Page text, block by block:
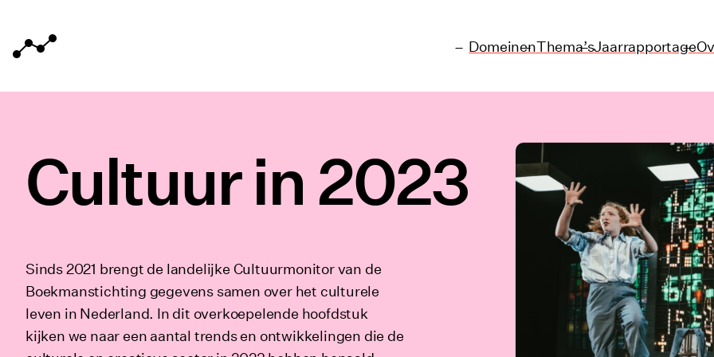
Home van Cultuurmonitor DomeinenThema’sJaarrapportage
Cultuur in 2023
Sinds 2021 brengt de landelijke Cultuurmonitor van de
Boekmanstichting gegevens samen over het culturele
leven in Nederland. In dit overkoepelende hoofdstuk
kijken we naar een aantal trends en ontwikkelingen die de